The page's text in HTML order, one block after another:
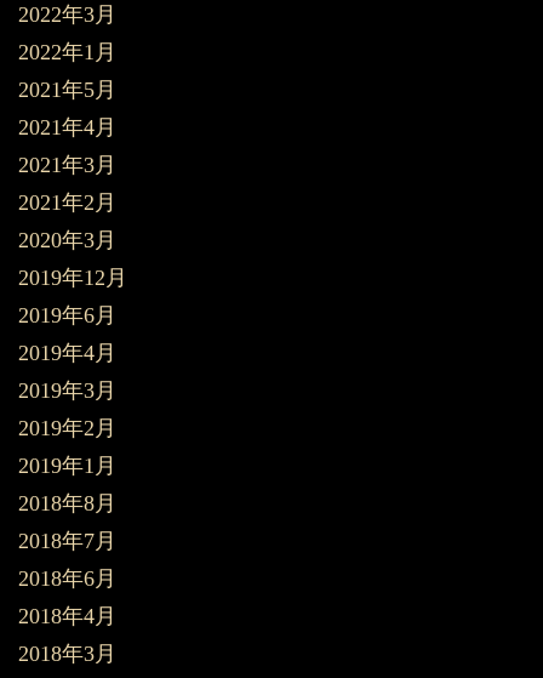
2022年3月
2022年1月
2021年5月
2021年4月
2021年3月
2021年2月
2020年3月
2019年12月
2019年6月
2019年4月
2019年3月
2019年2月
2019年1月
2018年8月
2018年7月
2018年6月
2018年4月
2018年3月